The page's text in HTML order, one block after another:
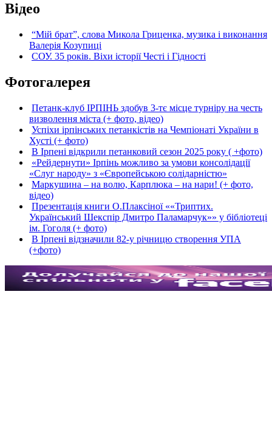
Відео
“Мій брат”, слова Микола Гриценка, музика і виконання
Валерія Козупиці
СОУ. 35 років. Віхи історії Честі і Гідності
Фотогалерея
Петанк-клуб ІРПІНЬ здобув 3-тє місце турніру на честь
визволення міста (+ фото, відео)
Успіхи ірпінських петанкістів на Чемпіонаті України в
Хусті (+ фото)
В Ірпені відкрили петанковий сезон 2025 року ( +фото)
«Рейдернути» Ірпінь можливо за умови консолідації
«Слуг народу» з «Європейською солідарністю»
Маркушина – на волю, Карплюка – на нари! (+ фото,
відео)
Презентація книги О.Плаксіної ««Триптих.
Український Шекспір Дмитро Паламарчук»» у бібліотеці
ім. Гоголя (+ фото)
В Ірпені відзначили 82-у річницю створення УПА
(+фото)